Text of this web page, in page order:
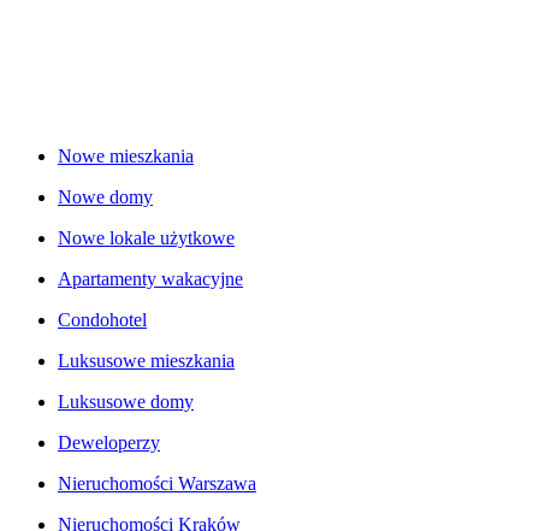
Nowe mieszkania
Nowe domy
Nowe lokale użytkowe
Apartamenty wakacyjne
Condohotel
Luksusowe mieszkania
Luksusowe domy
Deweloperzy
Nieruchomości Warszawa
Nieruchomości Kraków